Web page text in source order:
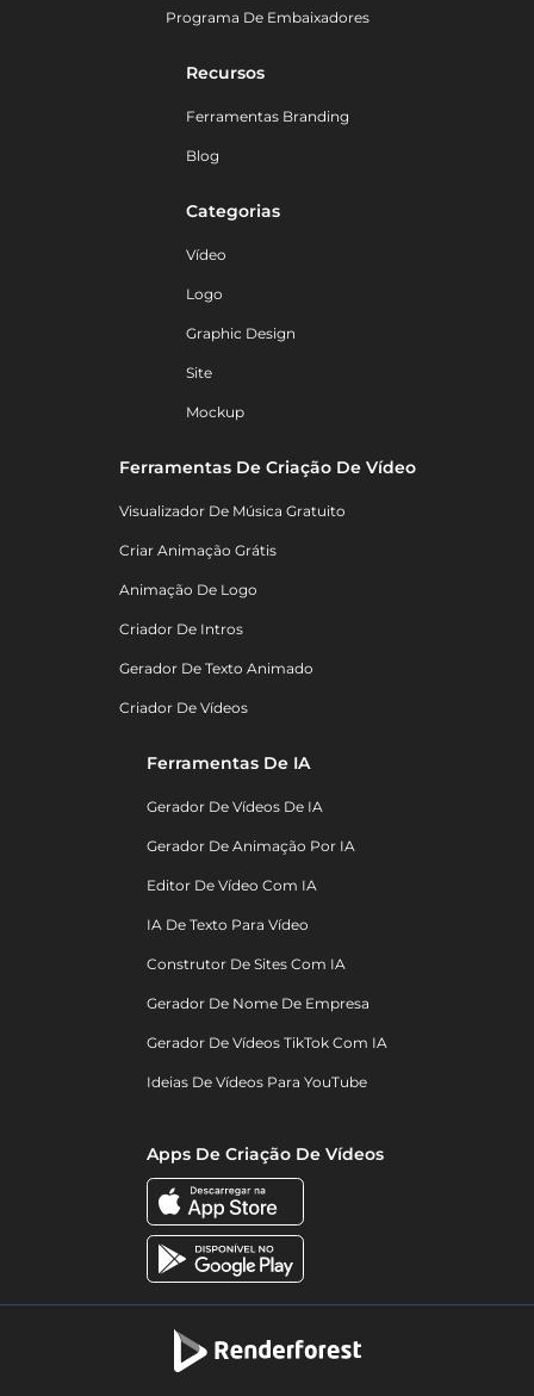
Programa De Embaixadores
Recursos
Ferramentas Branding
Blog
Categorias
Vídeo
Logo
Graphic Design
Site
Mockup
Ferramentas De Criação De Vídeo
Visualizador De Música Gratuito
Criar Animação Grátis
Animação De Logo
Criador De Intros
Gerador De Texto Animado
Criador De Vídeos
Ferramentas De IA
Gerador De Vídeos De IA
Gerador De Animação Por IA
Editor De Vídeo Com IA
IA De Texto Para Vídeo
Construtor De Sites Com IA
Gerador De Nome De Empresa
Gerador De Vídeos TikTok Com IA
Ideias De Vídeos Para YouTube
Apps De Criação De Vídeos